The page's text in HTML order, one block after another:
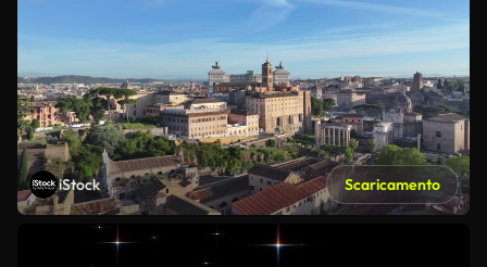
iStock Scaricamento